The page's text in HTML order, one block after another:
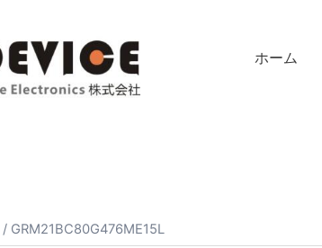
ホーム
/ GRM21BC80G476ME15L